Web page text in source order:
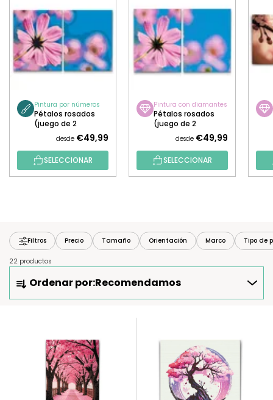
Pintura por números
Pétalos rosados
(juego de 2
desde €49,99
SELECCIONAR
Pintura con diamantes
Pétalos rosados
(juego de 2
desde €49,99
SELECCIONAR
Filtros Precio Tamaño Orientación Marco Tipo de
22 productos
D
Ordenar por:Recomendamos